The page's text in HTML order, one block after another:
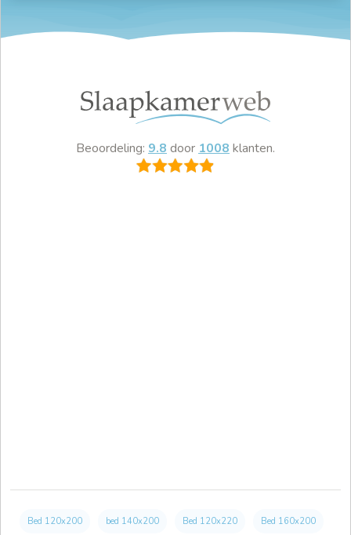
Beoordeling: 9.8 door 1008 klanten.
Bed 120x200 bed 140x200 Bed 120x220 Bed 160x200